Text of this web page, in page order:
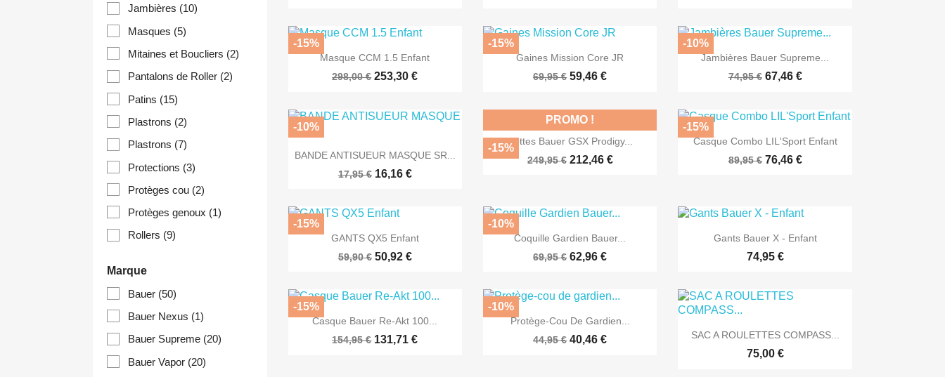
Jambières (10)
Masques (5)
Mitaines et Boucliers (2)
Pantalons de Roller (2)
Patins (15)
Plastrons (2)
Plastrons (7)
Protections (3)
Protèges cou (2)
Protèges genoux (1)
Rollers (9)
Marque
Bauer (50)
Bauer Nexus (1)
Bauer Supreme (20)
Bauer Vapor (20)
 Aperçu rapide
Masque CCM 1.5 Enfant
298,00 € 253,30 €
-15%
 Aperçu rapide
Gaines Mission Core JR
69,95 € 59,46 €
-15%
 Aperçu rapide
Jambières Bauer Supreme...
74,95 € 67,46 €
-10%
 Aperçu rapide
BANDE ANTISUEUR MASQUE SR...
17,95 € 16,16 €
-10%
 Aperçu rapide
Bottes Bauer GSX Prodigy...
249,95 € 212,46 €
PROMO !
-15%  Aperçu rapide
Casque Combo LIL'Sport Enfant
89,95 € 76,46 €
-15%
 Aperçu rapide
GANTS QX5 Enfant
59,90 € 50,92 €
-15%
 Aperçu rapide
Coquille Gardien Bauer...
69,95 € 62,96 €
-10%
 Aperçu rapide
Gants Bauer X - Enfant
74,95 €
 Aperçu rapide
Casque Bauer Re-Akt 100...
154,95 € 131,71 €
-15%
 Aperçu rapide
Protège-Cou De Gardien...
44,95 € 40,46 €
-10%
 Aperçu rapide
SAC A ROULETTES COMPASS...
75,00 €